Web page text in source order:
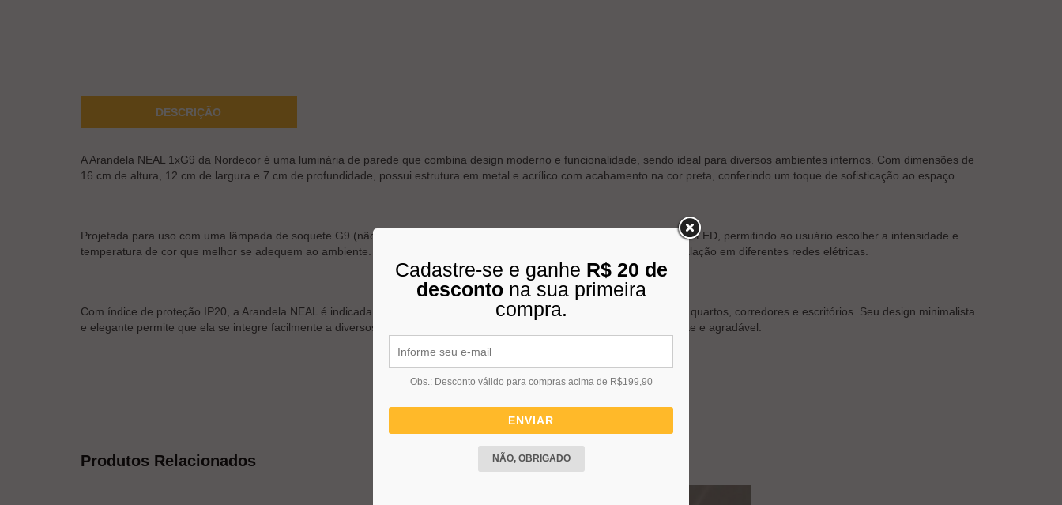
DESCRIÇÃO
A Arandela NEAL 1xG9 da Nordecor é uma luminária de parede que combina design moderno e funcionalidade, sendo ideal para diversos ambientes internos. Com dimensões de
16 cm de altura, 12 cm de largura e 7 cm de profundidade, possui estrutura em metal e acrílico com acabamento na cor preta, conferindo um toque de sofisticação ao espaço.
Projetada para uso com uma lâmpada de soquete G9 (não inclusa), a arandela é compatível com lâmpadas halógenas ou LED, permitindo ao usuário escolher a intensidade e
temperatura de cor que melhor se adequem ao ambiente. Sua tensão de operação é bivolt (100-240V), facilitando a instalação em diferentes redes elétricas.
Com índice de proteção IP20, a Arandela NEAL é indicada exclusivamente para ambientes internos, como salas de estar, quartos, corredores e escritórios. Seu design minimalista
e elegante permite que ela se integre facilmente a diversos estilos de decoração, proporcionando uma iluminação eficiente e agradável.
Produtos Relacionados
Cadastre-se e ganhe R$ 20 de
descontona sua primeira
compra.
Obs.: Desconto válido para compras acima de R$199,90
ENVIAR
NÃO, OBRIGADO